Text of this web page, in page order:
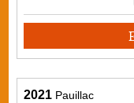
2021 Pauillac